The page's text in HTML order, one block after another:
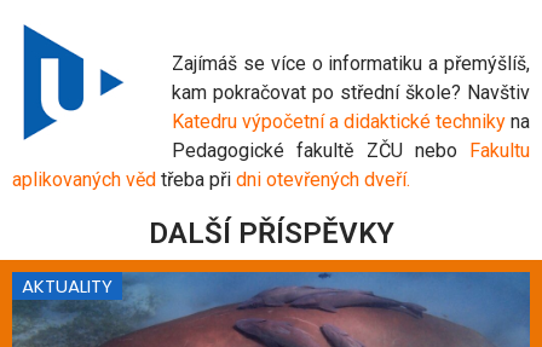
Zajímáš se více o informatiku a přemýšlíš,
kam pokračovat po střední škole? Navštiv
Katedru výpočetní a didaktické techniky na
Pedagogické fakultě ZČU nebo
Fakultu
aplikovaných věd třeba při dni otevřených dveří.
DALŠÍ PŘÍSPĚVKY
AKTUALITY